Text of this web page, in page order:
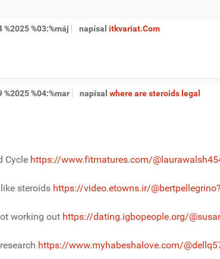
%2025 %03:%máj napísal itkvariat.Com
%2025 %04:%mar napísal where are steroids legal
Cycle https://www.fitmatures.com/
steroids https://video.etowns.ir/
working out https://dating.igbopeople.org/
https://www.myhabeshalove.com/